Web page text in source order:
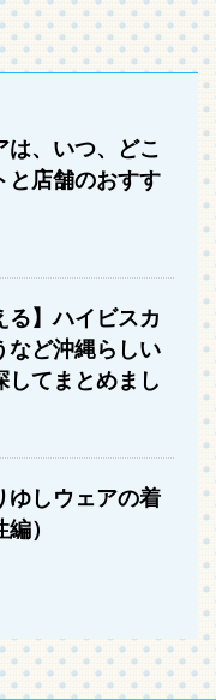
は、いつ、どこ
と店舗のおすす
る】ハイビスカ
など沖縄らしい
してまとめまし
ゆしウェアの着
）